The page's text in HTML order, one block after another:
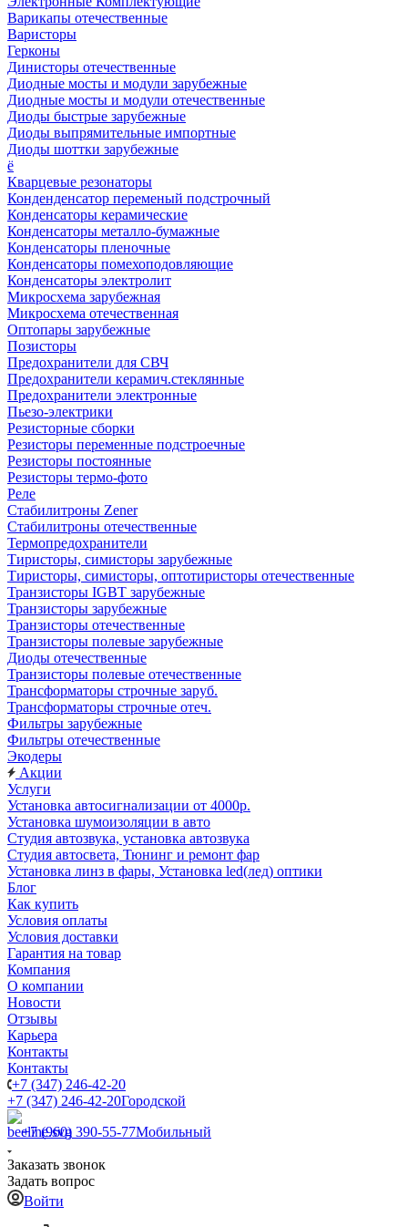
Варикапы отечественные
Варисторы
Герконы
Динисторы отечественные
Диодные мосты и модули зарубежные
Диодные мосты и модули отечественные
Диоды быстрые зарубежные
Диоды выпрямительные импортные
Диоды шоттки зарубежные
ё
Кварцевые резонаторы
Конденденсатор переменый подстрочный
Конденсаторы керамические
Конденсаторы металло-бумажные
Конденсаторы пленочные
Конденсаторы помехоподовляющие
Конденсаторы электролит
Микросхема зарубежная
Микросхема отечественная
Оптопары зарубежные
Позисторы
Предохранители для СВЧ
Предохранители керамич.стеклянные
Предохранители электронные
Пьезо-электрики
Резисторные сборки
Резисторы переменные подстроечные
Резисторы постоянные
Резисторы термо-фото
Реле
Стабилитроны Zener
Стабилитроны отечественные
Термопредохранители
Тиристоры, симисторы зарубежные
Тиристоры, симисторы, оптотиристоры отечественные
Транзисторы IGBT зарубежные
Транзисторы зарубежные
Транзисторы отечественные
Транзисторы полевые зарубежные
Диоды отечественные
Транзисторы полевые отечественные
Трансформаторы строчные заруб.
Трансформаторы строчные отеч.
Фильтры зарубежные
Фильтры отечественные
Экодеры
Акции
Услуги
Установка автосигнализации от 4000р.
Установка шумоизоляции в авто
Студия автозвука, установка автозвука
Студия автосвета, Тюнинг и ремонт фар
Установка линз в фары, Установка led(лед) оптики
Блог
Как купить
Условия оплаты
Условия доставки
Гарантия на товар
Компания
О компании
Новости
Отзывы
Карьера
Контакты
Контакты
+7 (347) 246-42-20
+7 (347) 246-42-20Городской
+7 (960) 390-55-77Мобильный
Заказать звонок
Задать вопрос
Войти